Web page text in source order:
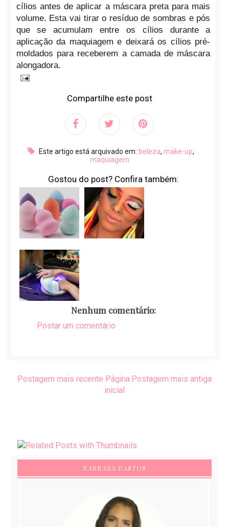
cílios antes de aplicar a máscara preta para mais
volume. Esta vai tirar o resíduo de sombras e pós
que se acumulam entre os cílios durante a
aplicação da maquiagem e deixará os cílios pré-
moldados para receberem a camada de máscara
alongadora.
Compartilhe este post
Este artigo está arquivado em: beleza, make-up,
maquiagem
Gostou do post? Confira também:
Nenhum comentário:
Postar um comentário
Postagem mais recente Postagem mais antiga
Página
inicial
BARBARA BASTOS